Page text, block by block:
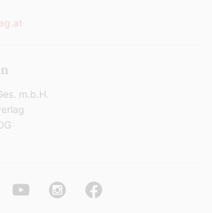
m.b.H.
YoutubeInstagramFacebook